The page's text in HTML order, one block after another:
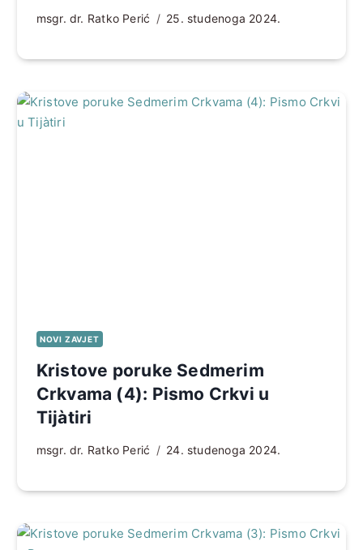
msgr. dr. Ratko Perić 25. studenoga 2024.
NOVI ZAVJET
Kristove poruke Sedmerim
Crkvama (4): Pismo Crkvi u
Tijàtiri
msgr. dr. Ratko Perić 24. studenoga 2024.